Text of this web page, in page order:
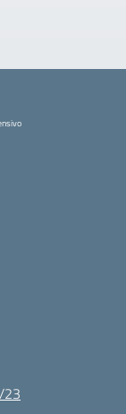
23